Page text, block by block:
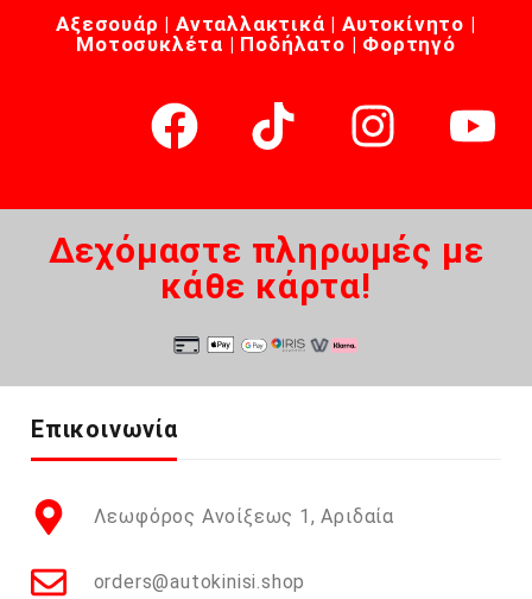
Αξεσουάρ | Ανταλλακτικά | Αυτοκίνητο |
Μοτοσυκλέτα | Ποδήλατο | Φορτηγό
Δεχόμαστε πληρωμές με
κάθε κάρτα!
Επικοινωνία
Λεωφόρος Ανοίξεως 1, Αριδαία
orders@autokinisi.shop